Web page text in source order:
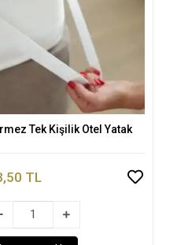
Sepete Ekle
Tek Kişilik Otel Yatak
TL